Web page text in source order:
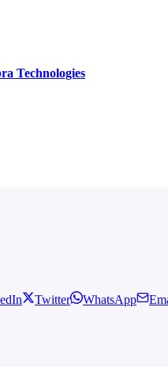
Technologies
Twitter WhatsApp